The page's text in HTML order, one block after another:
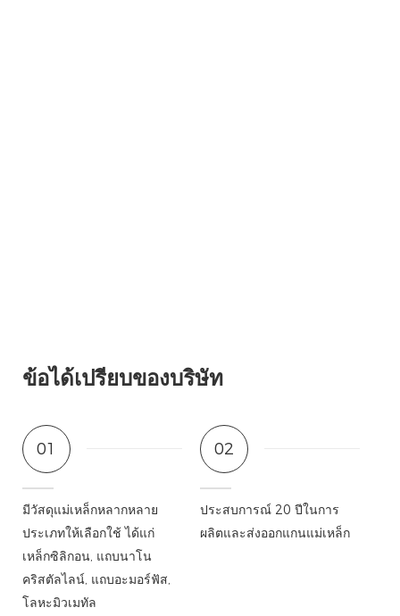
ข้อได้เปรียบของบริษัท
01
มีวัสดุแม่เหล็กหลากหลาย
ประเภทให้เลือกใช้ ได้แก่
เหล็กซิลิกอน, แถบนาโน
คริสตัลไลน์, แถบอะมอร์ฟัส,
โลหะมิวเมทัล
02
ประสบการณ์ 20 ปีในการ
ผลิตและส่งออกแกนแม่เหล็ก